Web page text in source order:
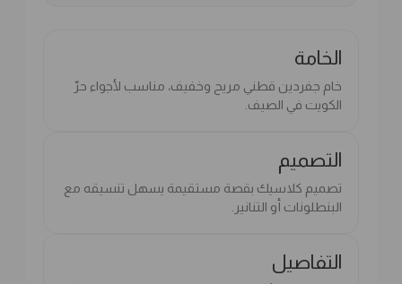
الخامة
خام جفردين قطني مريح وخفيف، مناسب لأجواء حرّ
الكويت في الصيف.
التصميم
تصميم كلاسيك بقصة مستقيمة يسهل تنسيقه مع
البنطلونات أو التنانير.
التفاصيل